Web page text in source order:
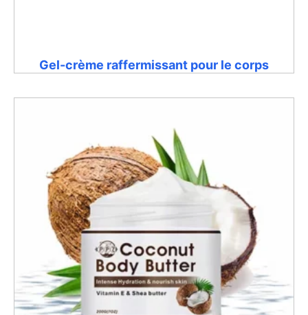
Gel-crème raffermissant pour le corps